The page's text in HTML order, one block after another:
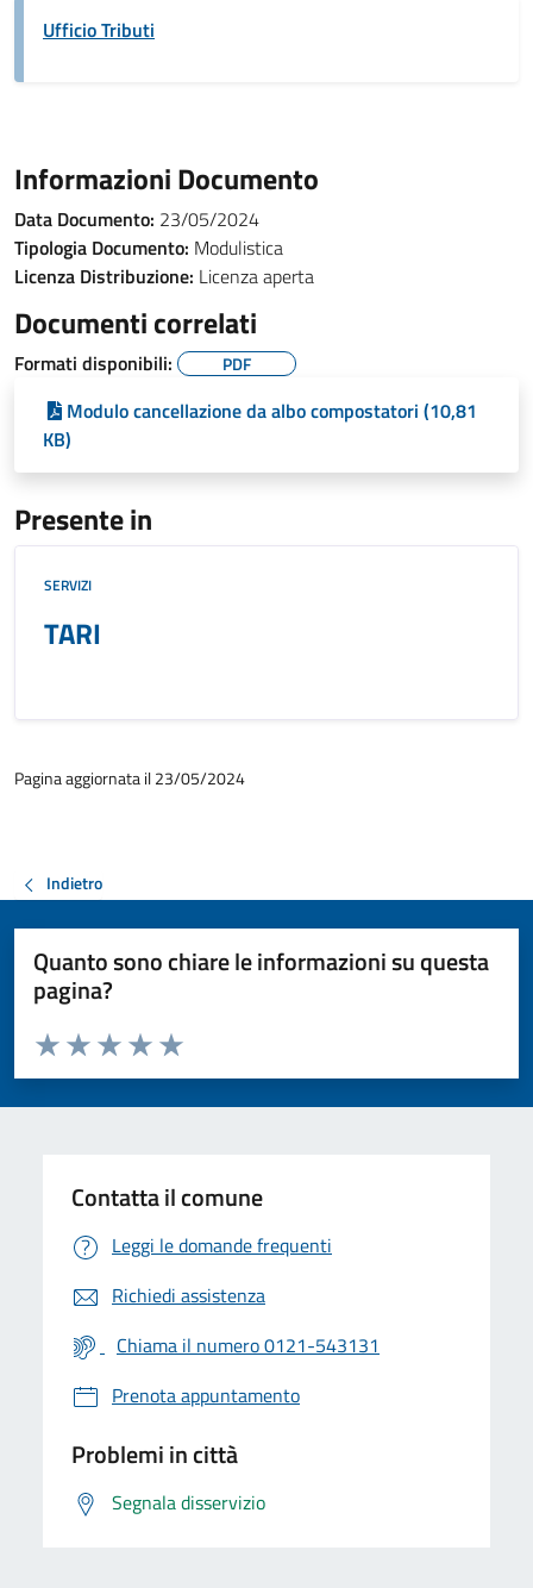
Ufficio Tributi
Informazioni Documento
Data Documento: 23/05/2024
Tipologia Documento: Modulistica
Licenza Distribuzione: Licenza aperta
Documenti correlati
Formati disponibili: PDF
Modulo cancellazione da albo compostatori (10,81
KB)
Presente in
SERVIZI
TARI
Pagina aggiornata il 23/05/2024
Indietro
Quanto sono chiare le informazioni su questa
pagina?
Valuta da 1 a 5 stelle la pagina
Valuta 5 stelle su 5
Valuta 4 stelle su 5
Valuta 3 stelle su 5
Valuta 2 stelle su 5
Valuta 1 stelle su 5
Contatta il comune
Leggi le domande frequenti
Richiedi assistenza
Chiama il numero 0121-543131
Prenota appuntamento
Problemi in città
Segnala disservizio